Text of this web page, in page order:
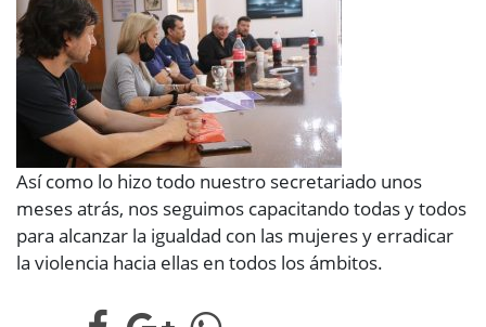
Así como lo hizo todo nuestro secretariado unos
meses atrás, nos seguimos capacitando todas y todos
para alcanzar la igualdad con las mujeres y erradicar
la violencia hacia ellas en todos los ámbitos.